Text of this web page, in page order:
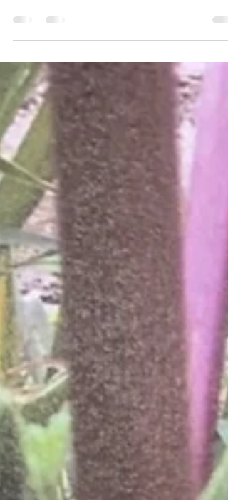
廊下えらいことなってるやん！！！！ 大変やー
るアレです 座面でひっくり返っていて、一気じ
なくポロポロ落ちてくる感じでした。...